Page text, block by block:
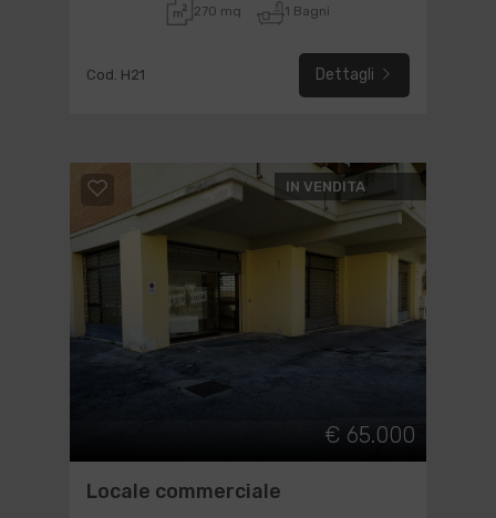
270 mq 1 Bagni
Cod. H21 Dettagli
IN VENDITA
€ 65.000
Locale commerciale